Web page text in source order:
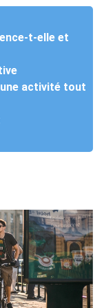
t-elle et
activité tout